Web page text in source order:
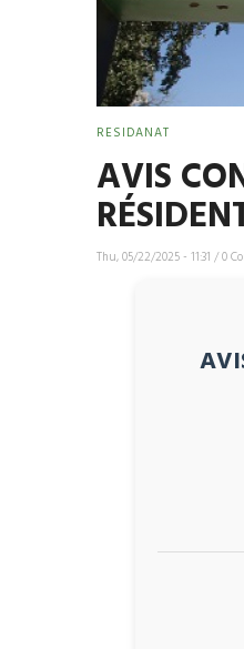
RESIDANAT
AVIS
Thu, 05/22/2025 - 11:31 /0